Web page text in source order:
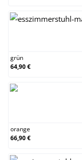
grün
64,90 €
orange
66,90 €